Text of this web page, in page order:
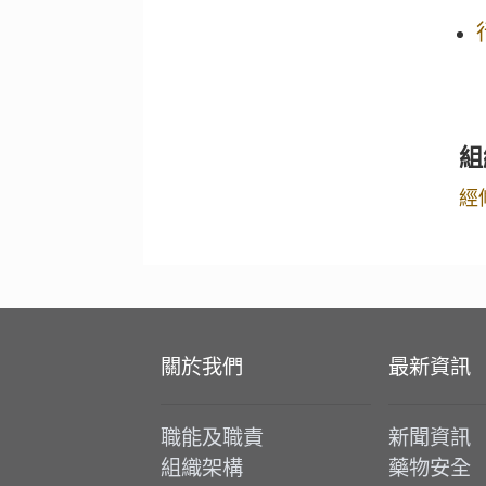
經
關於我們
職能及職責
組織架構
最新資訊
新聞資訊
藥物安全